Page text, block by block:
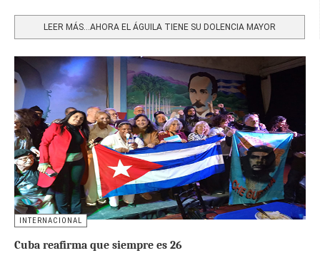
LEER MÁS…AHORA EL ÁGUILA TIENE SU DOLENCIA MAYOR
INTERNACIONAL
Cuba reafirma que siempre es 26